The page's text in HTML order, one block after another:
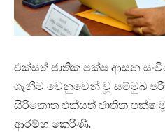
එක්සත් ජාතික පක්ෂ ආසන
ගැනීම වෙනුවෙන් වූ සම්මුඛ
සිරිකොත එක්සත් ජාතික පක්ෂ
ආරම්භ කෙරිණි.